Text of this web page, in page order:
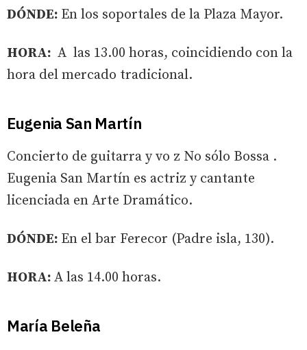
DÓNDE: En los soportales de la Plaza Mayor.
HORA: A las 13.00 horas, coincidiendo con la
hora del mercado tradicional.
Eugenia San Martín
Concierto de guitarra y vo z No sólo Bossa .
Eugenia San Martín es actriz y cantante
licenciada en Arte Dramático.
DÓNDE: En el bar Ferecor (Padre isla, 130).
HORA: A las 14.00 horas.
María Beleña